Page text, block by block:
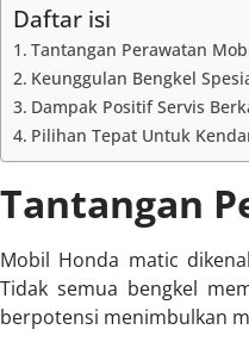
Daftar isi
Tantangan Perawatan
Keunggulan Bengkel
Dampak Positif Servis
Pilihan Tepat Untuk
Tantangan
Mobil Honda matic
Tidak semua bengkel
berpotensi menimbulkan